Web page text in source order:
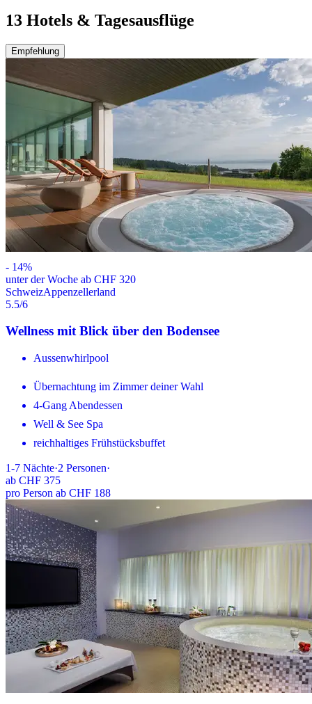
13 Hotels & Tagesausflüge
Empfehlung
- 14%
unter der Woche ab CHF 320
SchweizAppenzellerland
5.5/6
Wellness mit Blick über den Bodensee
Aussenwhirlpool
Übernachtung im Zimmer deiner Wahl
4-Gang Abendessen
Well & See Spa
reichhaltiges Frühstücksbuffet
1-7 Nächte·2 Personen·
ab CHF 375
pro Person ab CHF 188